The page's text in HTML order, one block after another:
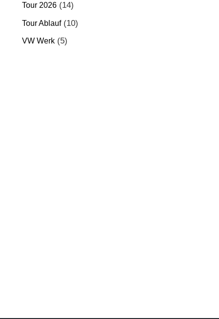
Tour 2026(14)
Tour Ablauf(10)
VW Werk(5)